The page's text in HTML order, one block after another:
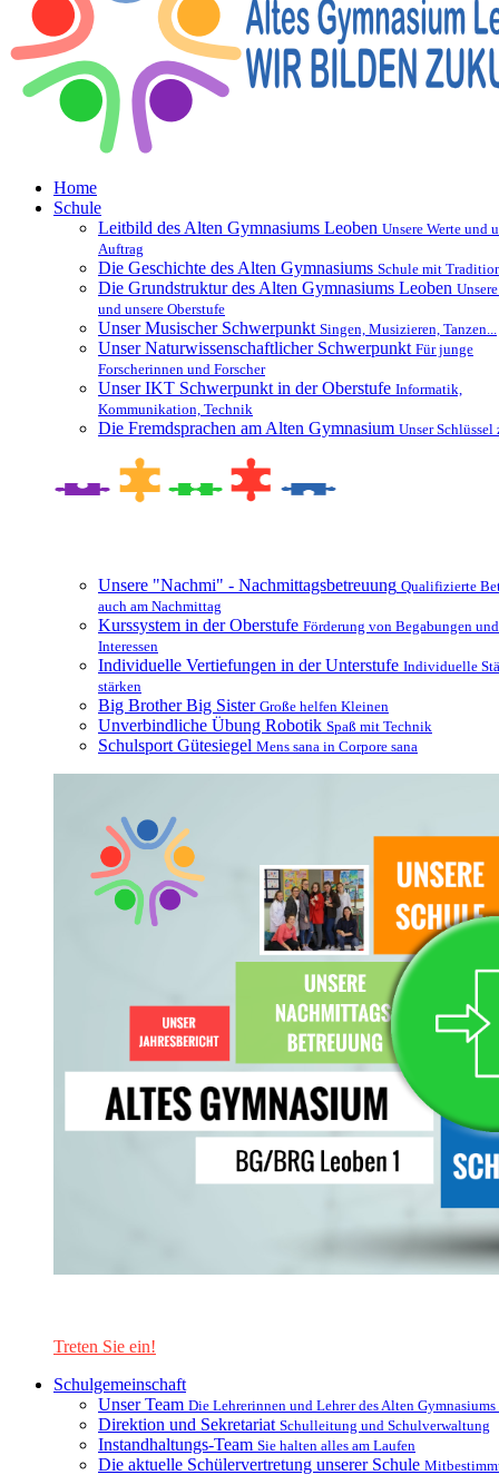
Home
Schule
Leitbild des Alten Gymnasiums Leoben Unsere Werte und
Auftrag
Die Geschichte des Alten Gymnasiums Schule mit
Die Grundstruktur des Alten Gymnasiums Leoben
und unsere Oberstufe
Unser Musischer Schwerpunkt Singen, Musizieren, Tanzen...
Unser Naturwissenschaftlicher Schwerpunkt Für junge
Forscherinnen und Forscher
Unser IKT Schwerpunkt in der Oberstufe Informatik,
Kommunikation, Technik
Die Fremdsprachen am Alten Gymnasium Unser Schlüssel
Unsere "Nachmi" - Nachmittagsbetreuung Qualifizierte
auch am Nachmittag
Kurssystem in der Oberstufe Förderung von Begabungen und
Interessen
Individuelle Vertiefungen in der Unterstufe Individuelle
stärken
Big Brother Big Sister Große helfen Kleinen
Unverbindliche Übung Robotik Spaß mit Technik
Schulsport Gütesiegel Mens sana in Corpore sana
Treten Sie ein!
Schulgemeinschaft
Unser Team Die Lehrerinnen und Lehrer des Alten
Direktion und Sekretariat Schulleitung und Schulverwaltung
Instandhaltungs-Team Sie halten alles am Laufen
Die aktuelle Schülervertretung unserer Schule